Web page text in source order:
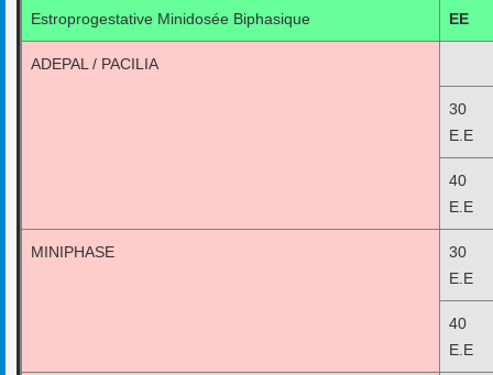
Estroprogestative Minidosée Biphasique EE
ADEPAL / PACILIA
30
E.E
40
E.E
MINIPHASE
30
E.E
40
E.E